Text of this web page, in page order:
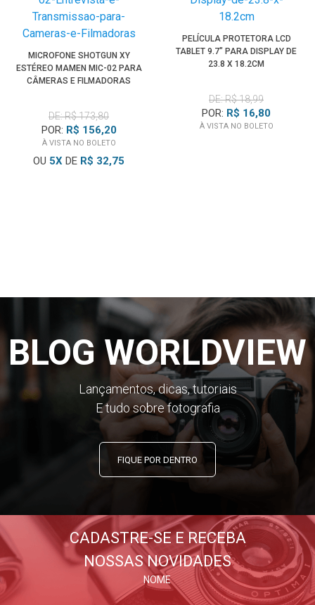
MICROFONE SHOTGUN XY
ESTÉREO MAMEN MIC-02 PARA
CÂMERAS E FILMADORAS
DE: R$ 173,80
POR: R$ 156,20
À VISTA NO BOLETO
OU 5X DE R$ 32,75
PELÍCULA PROTETORA LCD
TABLET 9.7" PARA DISPLAY DE
23.8 X 18.2CM
DE: R$ 18,99
POR: R$ 16,80
À VISTA NO BOLETO
BLOG WORLDVIEW
Lançamentos, dicas, tutoriais
E tudo sobre fotografia
FIQUE POR DENTRO
CADASTRE-SE E RECEBA
NOSSAS NOVIDADES
NOME